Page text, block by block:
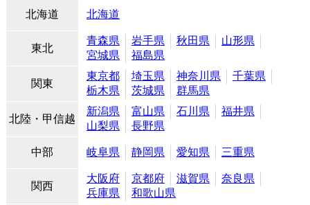
北海道 北海道
東北
青森県 岩手県 秋田県
山形県
宮城県
福島県
関東
東京都 埼玉県 神奈川県
千葉県
栃木県
茨城県 群馬県
北陸・甲信越
新潟県 富山県 石川県
福井県
山梨県
長野県
中部 岐阜県 静岡県 愛知県 三重県
関西
大阪府 京都府 滋賀県
奈良県
兵庫県
和歌山県